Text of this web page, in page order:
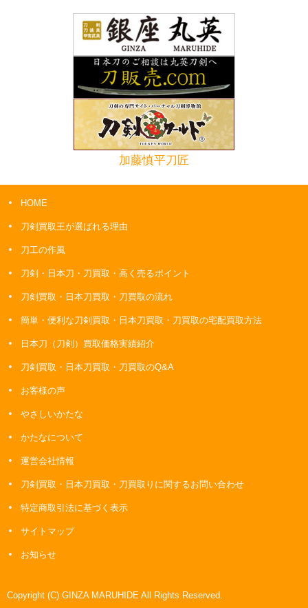
加藤慎平刀匠
HOME
刀剣買取王が選ばれる理由
刀工の作風
刀剣・日本刀・刀買取・高く売るポイント
刀剣買取・日本刀買取・刀買取の流れ
簡単・便利な刀剣買取・日本刀買取・刀買取の宅配買取方法
日本刀（刀剣）買取価格実績紹介
刀剣買取・日本刀買取・刀買取のQ&A
お客様の声
やさしいかたな
かたなについて
運営会社情報
刀剣買取・日本刀買取・刀買取りに関するお問い合わせ
特定商取引法に基づく表示
サイトマップ
お知らせ
Copyright (C) GINZA MARUHIDE All Rights Reserved.